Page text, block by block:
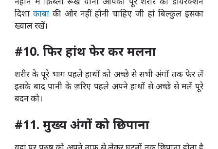
दिशाकाबा की ओर नहीं होनी चाहिए जी हां बिल्कुल इसका
ख्याल रखें।
#10. फिर हांथ फेर कर मलना
शरीर के पूरे भाग पहले हाथों को अच्छे से सभी अंगों तक फेर लें
इसके बाद पानी के ज़रिए पहले अपने हाथों से अच्छे से मलें पूरे
बदन को।
#11. मुख्य अंगों को छिपाना